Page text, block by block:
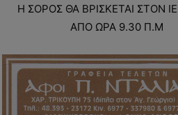
Η ΣΟΡΟΣ ΘΑ ΒΡΙΣΚΕΤΑΙ ΣΤΟΝ
ΑΠΟ ΩΡΑ 9.30 Π.Μ